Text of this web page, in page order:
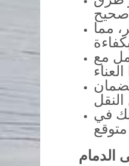
مما
مع
في